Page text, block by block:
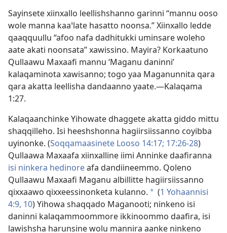
Sayinsete xiinxallo leellishshanno garinni “mannu ooso
wole manna kaaꞌlate hasatto noonsa.” Xiinxallo ledde
qaaqquullu “afoo nafa dadhitukki uminsare woleho
aate akati noonsata” xawissino. Mayira? Korkaatuno
Qullaawu Maxaafi mannu ‘Maganu daninni’
kalaqaminota xawisanno; togo yaa Maganunnita qara
qara akatta leellisha dandaanno yaate.—Kalaqama
1:27.
Kalaqaanchinke Yihowate dhaggete akatta giddo mittu
shaqqilleho. Isi heeshshonna hagiirsiissanno coyibba
uyinonke. (Soqqamaasinete Looso 14:17; 17:26-28)
Qullaawa Maxaafa xiinxalline iimi Anninke daafiranna
isi ninkera hedinoreafa dandiineemmo. Qoleno
Qullaawu Maxaafi Maganu albillitte hagiirsiissanno
qixxaawo qixxeessinonketa kulanno. a (1 Yohaannisi
4:9, 10) Yihowa shaqqado Maganooti; ninkeno isi
daninni kalaqammoommore ikkinoommo daafira, isi
lawishsha harunsine wolu mannira aanke ninkeno